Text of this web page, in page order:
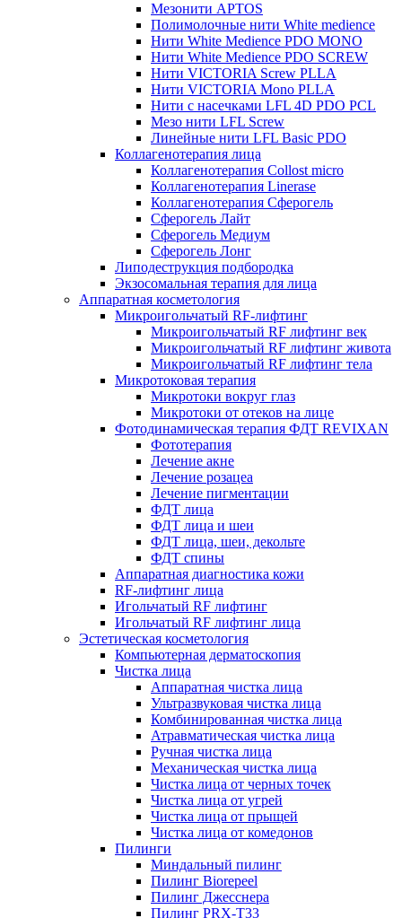
Мезонити APTOS
Полимолочные нити White medience
Нити White Medience PDO MONO
Нити White Medience PDO SCREW
Нити VICTORIA Screw PLLA
Нити VICTORIA Mono PLLA
Нити с насечками LFL 4D PDO PCL
Мезо нити LFL Screw
Линейные нити LFL Basic PDO
Коллагенотерапия лица
Коллагенотерапия Collost micro
Коллагенотерапия Linerase
Коллагенотерапия Сферогель
Сферогель Лайт
Сферогель Медиум
Сферогель Лонг
Липодеструкция подбородка
Экзосомальная терапия для лица
Аппаратная косметология
Микроигольчатый RF-лифтинг
Микроигольчатый RF лифтинг век
Микроигольчатый RF лифтинг живота
Микроигольчатый RF лифтинг тела
Микротоковая терапия
Микротоки вокруг глаз
Микротоки от отеков на лице
Фотодинамическая терапия ФДТ REVIXAN
Фототерапия
Лечение акне
Лечение розацеа
Лечение пигментации
ФДТ лица
ФДТ лица и шеи
ФДТ лица, шеи, декольте
ФДТ спины
Аппаратная диагностика кожи
RF-лифтинг лица
Игольчатый RF лифтинг
Игольчатый RF лифтинг лица
Эстетическая косметология
Компьютерная дерматоскопия
Чистка лица
Аппаратная чистка лица
Ультразвуковая чистка лица
Комбинированная чистка лица
Атравматическая чистка лица
Ручная чистка лица
Механическая чистка лица
Чистка лица от черных точек
Чистка лица от угрей
Чистка лица от прыщей
Чистка лица от комедонов
Пилинги
Миндальный пилинг
Пилинг Biorepeel
Пилинг Джесснера
Пилинг PRX-T33